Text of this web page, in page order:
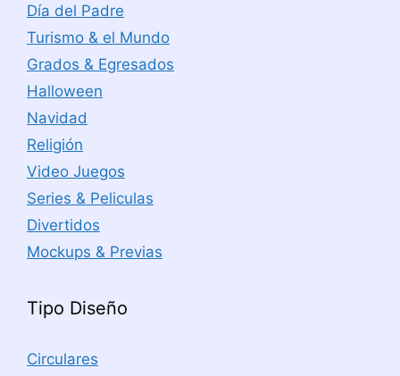
Día del Padre
Turismo & el Mundo
Grados & Egresados
Halloween
Navidad
Religión
Video Juegos
Series & Peliculas
Divertidos
Mockups & Previas
Tipo Diseño
Circulares